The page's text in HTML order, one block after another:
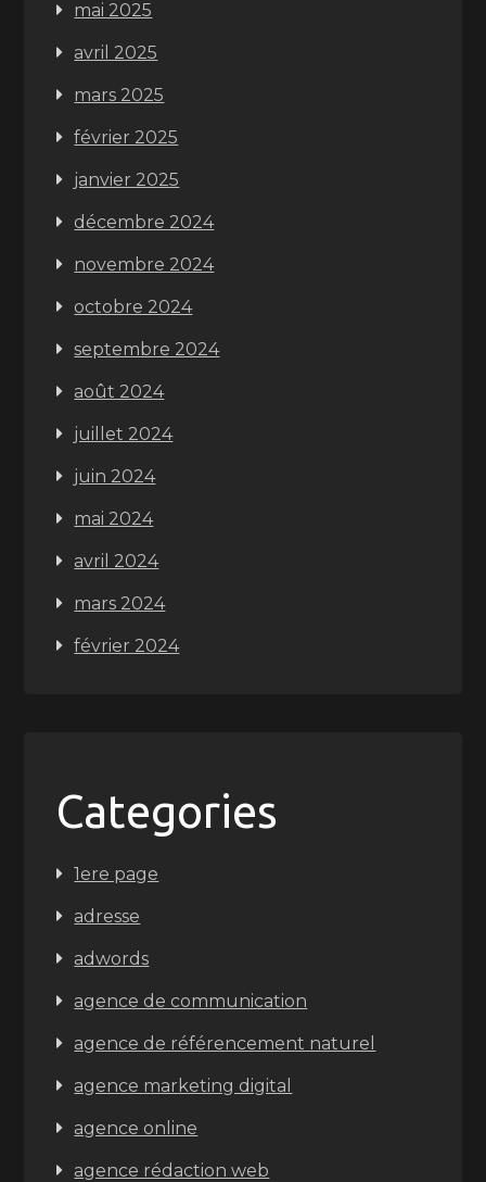
mai 2025
avril 2025
mars 2025
février 2025
janvier 2025
décembre 2024
novembre 2024
octobre 2024
septembre 2024
août 2024
juillet 2024
juin 2024
mai 2024
avril 2024
mars 2024
février 2024
Categories
1ere page
adresse
adwords
agence de communication
agence de référencement naturel
agence marketing digital
agence online
agence rédaction web